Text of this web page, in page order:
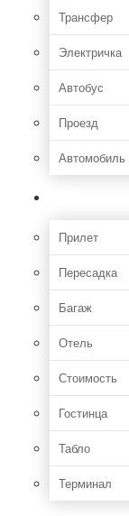
Трансфер
Электричка
Автобус
Проезд
Автомобиль
Прилет
Пересадка
Багаж
Отель
Стоимость
Гостинца
Табло
Терминал